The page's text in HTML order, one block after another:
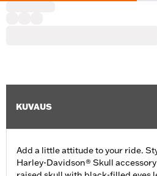
KUVAUS
Add a little attitude to your ride.
Harley-Davidson® Skull